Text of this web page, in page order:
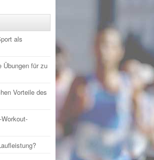
als
Übungen für zu
Vorteile des